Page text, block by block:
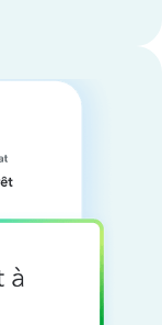
se
et
arrive. »